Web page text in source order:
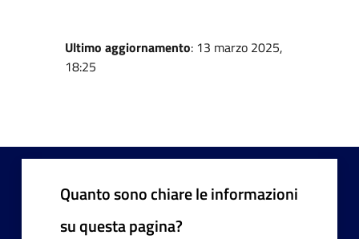
Ultimo aggiornamento: 13 marzo 2025,
18:25
Quanto sono chiare le informazioni
su questa pagina?